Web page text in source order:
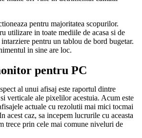
pentru majoritatea scopurilor.
utilizare in toate mediile de acasa si de
pentru un tablou de bord bugetar.
in sine are loc.
pentru PC
al unui afisaj este raportul dintre
verticale ale pixelilor acestuia. Acum este
actuale cu rezolutii mai mici tocmai
acest caz, sa incepem lucrurile cu aceasta
trece prin cele mai comune niveluri de